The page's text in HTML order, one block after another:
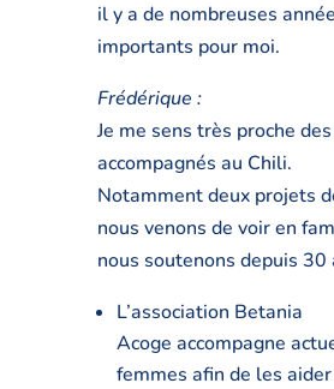
il y a de nombreuses
importants pour moi.
Frédérique :
Je me sens très proche
accompagnés au Chili.
Notamment deux projets
nous venons de voir en
nous soutenons depuis 30
L’association Betania
Acoge accompagne
femmes afin de les